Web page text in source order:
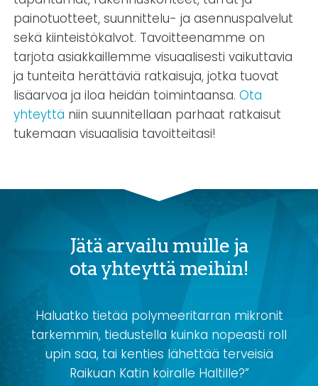
painotuotteet, suunnittelu- ja asennuspalvelut
sekä kiinteistökalvot. Tavoitteenamme on
tarjota asiakkaillemme visuaalisesti vaikuttavia
ja tunteita herättäviä ratkaisuja, jotka tuovat
lisäarvoa ja iloa heidän toimintaansa.Ota
yhteyttä niin suunnitellaan parhaat ratkaisut
tukemaan visuaalisia tavoitteitasi!
Jätä arvailu muille ja
ota yhteyttä meihin!
Haluatko tietää polymeeritarran mikronit
tarkemmin, tiedustella kuinka nopeasti roll
upin saa, tai kenties lähettää terveisiä
Raikuan Katin koiralle Haltille?”